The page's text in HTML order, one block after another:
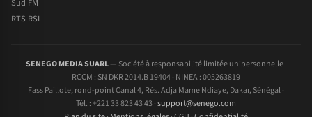
Sud FM
RTS RSI
SENEGO MEDIA SUARL— Société à responsabilité limitée unipersonnelle ·
RCCM : SN DKR 2014.B 19404 · NINEA : 005263819
Fass Paillote, rond-point Canal 4, Rés. Adja Mame Ndiaye, Dakar, Sénégal ·
Tél. : +221 33 823 43 43 ·support@senego.com